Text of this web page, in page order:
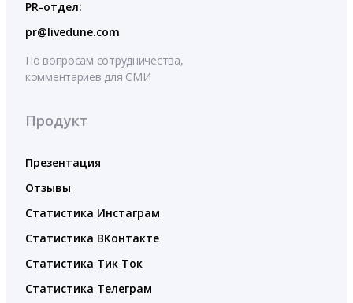
PR-отдел:
pr@livedune.com
По вопросам сотрудничества,
комментариев для СМИ
Продукт
Презентация
Отзывы
Статистика Инстаграм
Статистика ВКонтакте
Статистика Тик Ток
Статистика Телеграм